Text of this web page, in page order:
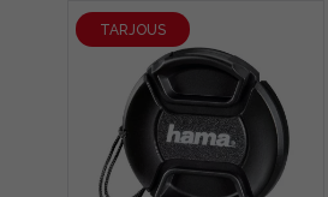
TARJOUS